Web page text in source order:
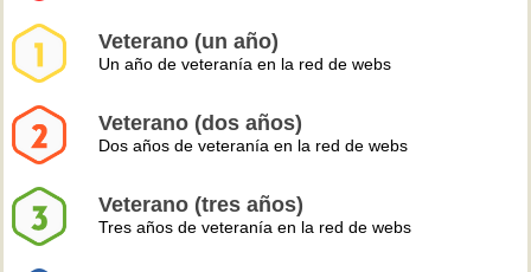
Veterano (un año)
Un año de veteranía en la red de webs
Veterano (dos años)
Dos años de veteranía en la red de webs
Veterano (tres años)
Tres años de veteranía en la red de webs